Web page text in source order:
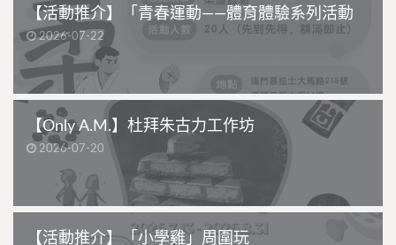
【活動推介】「青春運動——體育體驗系列活動
2026-07-22
【Only A.M.】杜拜朱古力工作坊
2026-07-20
【活動推介】「小學雞」周圍玩